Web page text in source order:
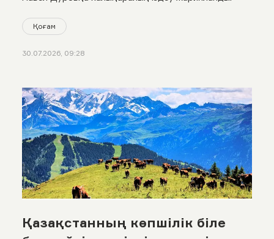
Қоғам
30.07.2026, 09:28
Қазақстанның көпшілік біле